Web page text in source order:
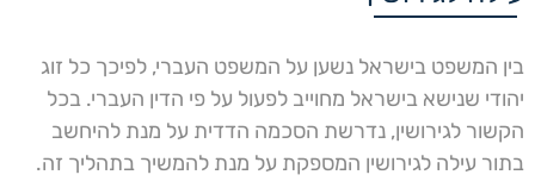
בין המשפט בישראל נשען על המשפט העברי, לפיכך כל זוג
יהודי שנישא בישראל מחוייב לפעול על פי הדין העברי. בכל
הקשור לגירושין, נדרשת הסכמה הדדית על מנת להיחשב
בתור עילה לגירושין המספקת על מנת להמשיך בתהליך זה.